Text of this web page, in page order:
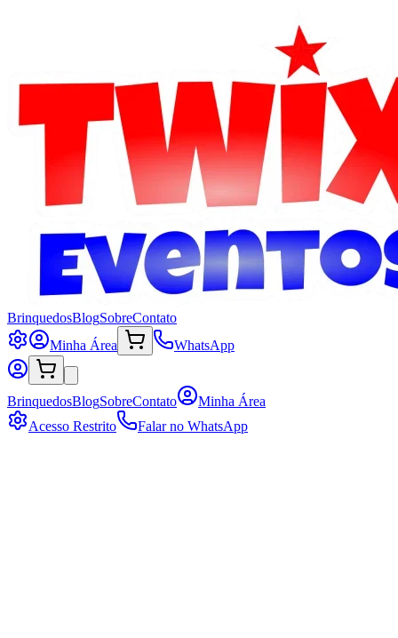
BrinquedosBlogSobreContato
Minha Área
WhatsApp
BrinquedosBlogSobreContato
Minha Área
Acesso Restrito
Falar no WhatsApp